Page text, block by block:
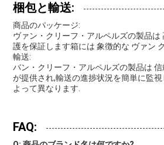
梱包と輸送:
商品のパッケージ:
ヴァン・クリーフ・アルペルズの製品
護を保証します箱には 象徴的な ヴァン
輸送:
バン・クリーフ・アルペルズの製品は
が提供され,輸送の進捗状況を簡単に監
よって異なります.
FAQ: